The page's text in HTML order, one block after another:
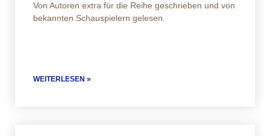
Von Autoren extra für die Reihe geschrieben und von
bekannten Schauspielern gelesen.
WEITERLESEN »